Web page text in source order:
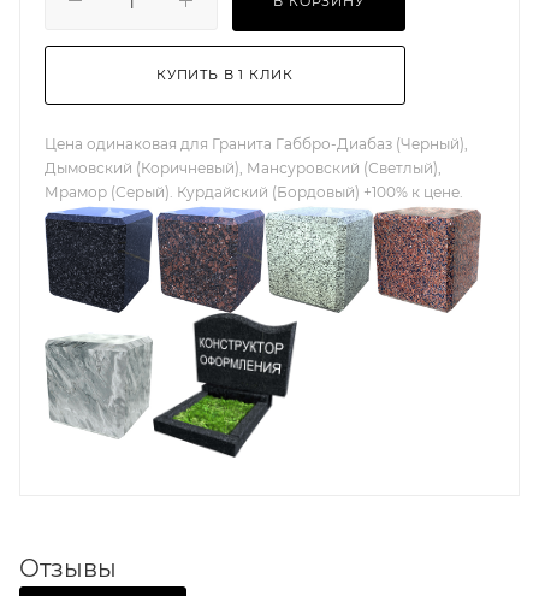
КУПИТЬ В 1 КЛИК
Цена одинаковая для Гранита Габбро-Диабаз (Черный),
Дымовский (Коричневый), Мансуровский (Светлый),
Мрамор (Серый). Курдайский (Бордовый) +100% к цене.
Отзывы